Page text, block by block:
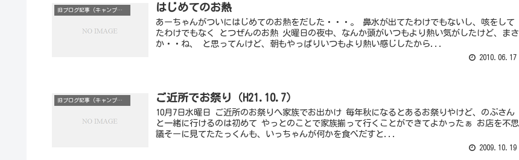
旧ブログ記事（キャンプ以外） はじめてのお熱
あーちゃんがついにはじめてのお熱をだした・・・。 鼻水が出てたわけでもないし、咳をして
たわけでもなく とつぜんのお熱 火曜日の夜中、なんか頭がいつもより熱い気がしたけど、まさ
か・・ね、 と思ってんけど、朝もやっぱりいつもより熱い感じしたから...
2010.06.17
旧ブログ記事（キャンプ以外） ご近所でお祭り（H21.10.7）
10月7日水曜日 ご近所のお祭りへ家族でお出かけ 毎年秋になるとあるお祭りやけど、のぶさん
と一緒に行けるのは初めて やっとのことで家族揃って行くことができてよかったぁ お店を不思
議そーに見てたたっくんも、いっちゃんが何かを食べだすと...
2009.10.19